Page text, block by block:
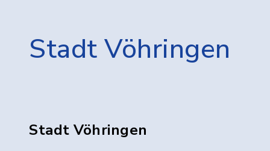
Stadt Vöhringen
Stadt Vöhringen